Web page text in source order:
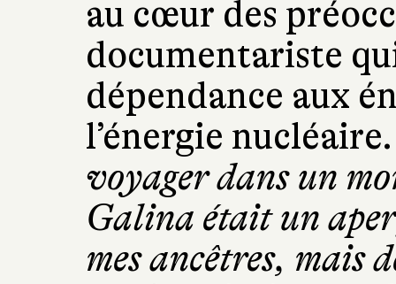
au cœur des
documentariste
dépendance aux
l’énergie
voyager dans un
Galina était un
mes ancêtres, mais